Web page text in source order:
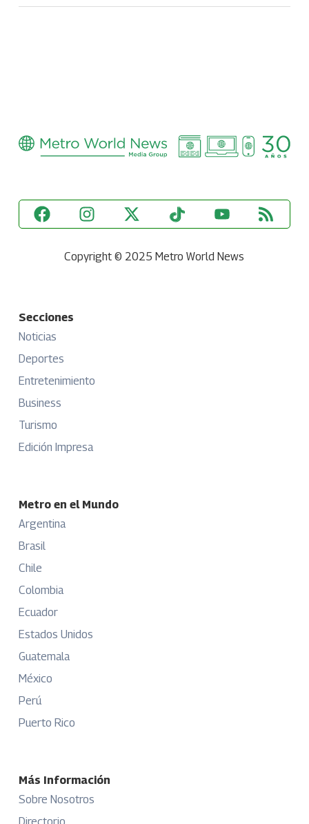
Copyright © 2025 Metro World News
Secciones
Noticias
Deportes
Entretenimiento
Business
Turismo
Edición Impresa
Metro en el Mundo
Argentina
Brasil
Chile
Colombia
Ecuador
Estados Unidos
Guatemala
México
Perú
Puerto Rico
Más Información
Sobre Nosotros